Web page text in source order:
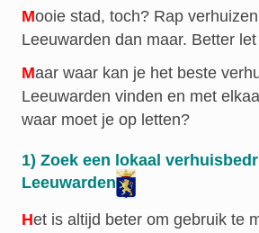
Mooie stad, toch? Rap
Leeuwarden dan maar. Better
Maar waar kan je het beste
Leeuwarden vinden en met
waar moet je op letten?
1) Zoek een lokaal
Leeuwarden
Het is altijd beter om gebruik te